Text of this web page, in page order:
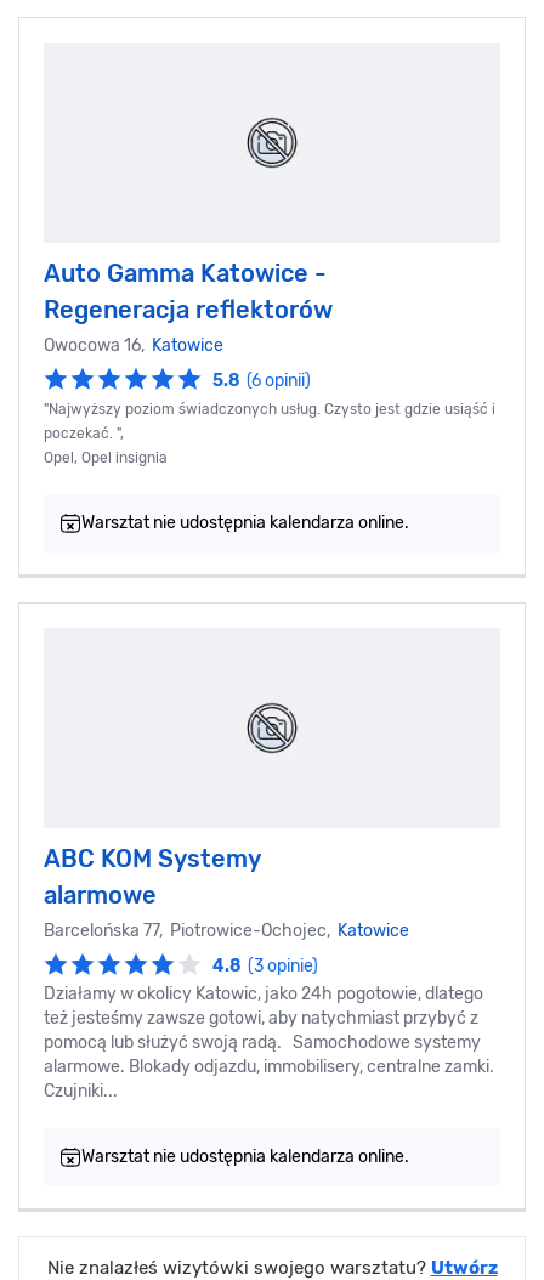
Auto Gamma Katowice -
Regeneracja reflektorów
Owocowa 16, Katowice
5.8 (6 opinii)
"Najwyższy poziom świadczonych usług. Czysto jest gdzie usiąść i
poczekać. ",
Opel, Opel insignia
Warsztat nie udostępnia kalendarza online.
ABC KOM Systemy
alarmowe
Barcelońska 77, Piotrowice-Ochojec, Katowice
4.8 (3 opinie)
Działamy w okolicy Katowic, jako 24h pogotowie, dlatego
też jesteśmy zawsze gotowi, aby natychmiast przybyć z
pomocą lub służyć swoją radą. Samochodowe systemy
alarmowe. Blokady odjazdu, immobilisery, centralne zamki.
Czujniki...
Warsztat nie udostępnia kalendarza online.
Nie znalazłeś wizytówki swojego warsztatu? Utwórz